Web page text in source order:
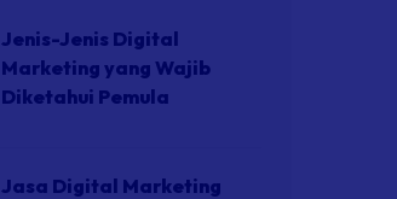
Jenis-Jenis Digital
Marketing yang Wajib
Diketahui Pemula
Jasa Digital Marketing